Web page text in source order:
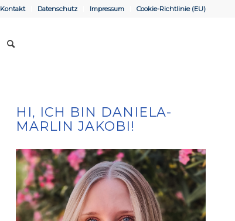
Kontakt Datenschutz Impressum Cookie-Richtlinie (EU)
HI, ICH BIN DANIELA-
MARLIN JAKOBI!